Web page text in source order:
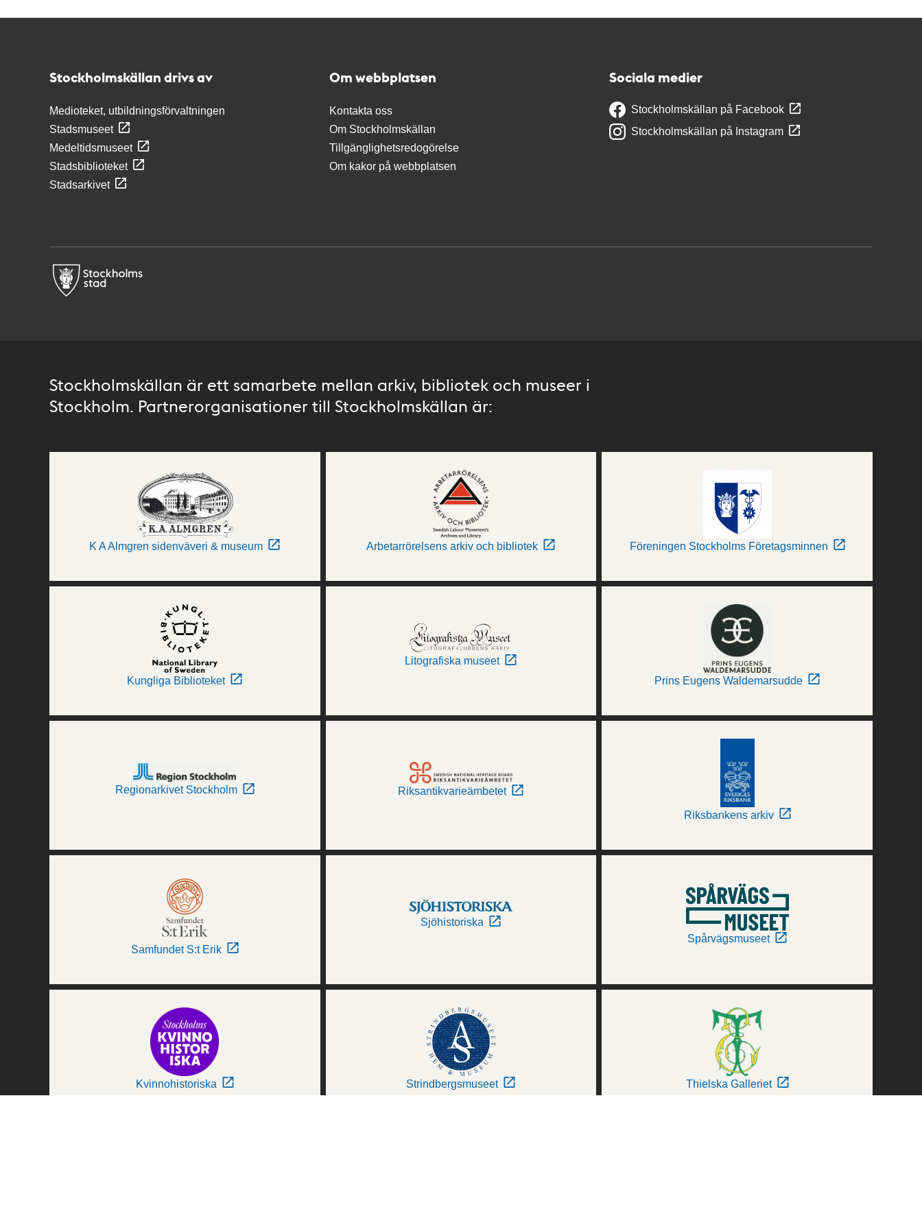
Stockholmskällan drivs av
Medioteket, utbildningsförvaltningen
Stadsmuseet
Medeltidsmuseet
Stadsbiblioteket
Stadsarkivet
Om webbplatsen
Kontakta oss
Om Stockholmskällan
Tillgänglighetsredogörelse
Om kakor på webbplatsen
Sociala medier
Stockholmskällan på Facebook
Stockholmskällan på Instagram
Stockholmskällan är ett samarbete mellan arkiv, bibliotek och museer i
Stockholm. Partnerorganisationer till Stockholmskällan är:
K A Almgren sidenväveri & museum Arbetarrörelsens arkiv och bibliotek Föreningen Stockholms Företagsminnen
Kungliga Biblioteket
Litografiska museet
Prins Eugens Waldemarsudde
Regionarkivet Stockholm Riksantikvarieämbetet
Riksbankens arkiv
Samfundet S:t Erik
Sjöhistoriska
Spårvägsmuseet
Kvinnohistoriska Strindbergsmuseet Thielska Galleriet